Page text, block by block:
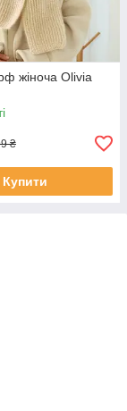
жіноча Olivia
₴
Купити